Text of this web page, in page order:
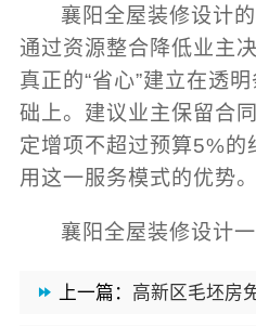
襄阳全屋装修设计
通过资源整合降低业主
真正的“省心”建立在透
础上。建议业主保留合
定增项不超过预算5%的
用这一服务模式的优势。
襄阳全屋装修设计
上一篇： 高新区毛坯房